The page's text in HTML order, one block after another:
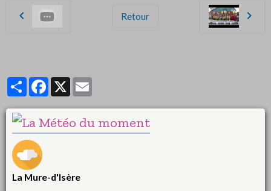
Retour
PartagerFacebook
X
La Mure-d'Isère